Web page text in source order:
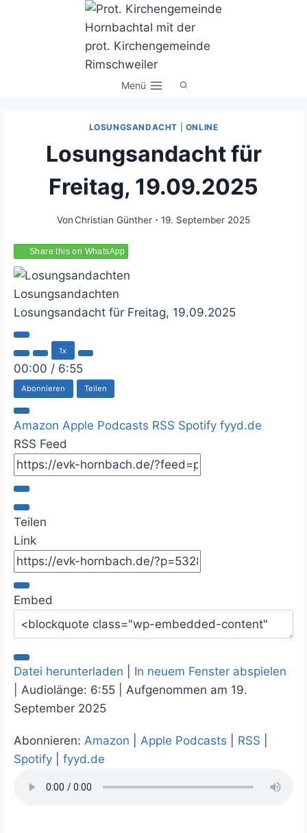
Menü
LOSUNGSANDACHT ONLINE
Losungsandacht für
Freitag, 19.09.2025
Von Christian Günther 19. September 2025
Share this on WhatsApp
Losungsandachten
Losungsandacht für Freitag, 19.09.2025
P
l
a
E
i
s
o
d
e
1x
00:00 / 6:55
Abonnieren Teilen
Amazon Apple Podcasts RSS Spotify fyyd.de
RSS Feed
Teilen
Link
Embed
Datei herunterladen
In neuem Fenster abspielen
Audiolänge: 6:55
Aufgenommen am 19.
September 2025
Abonnieren: Amazon Apple Podcasts RSS
Spotify
fyyd.de